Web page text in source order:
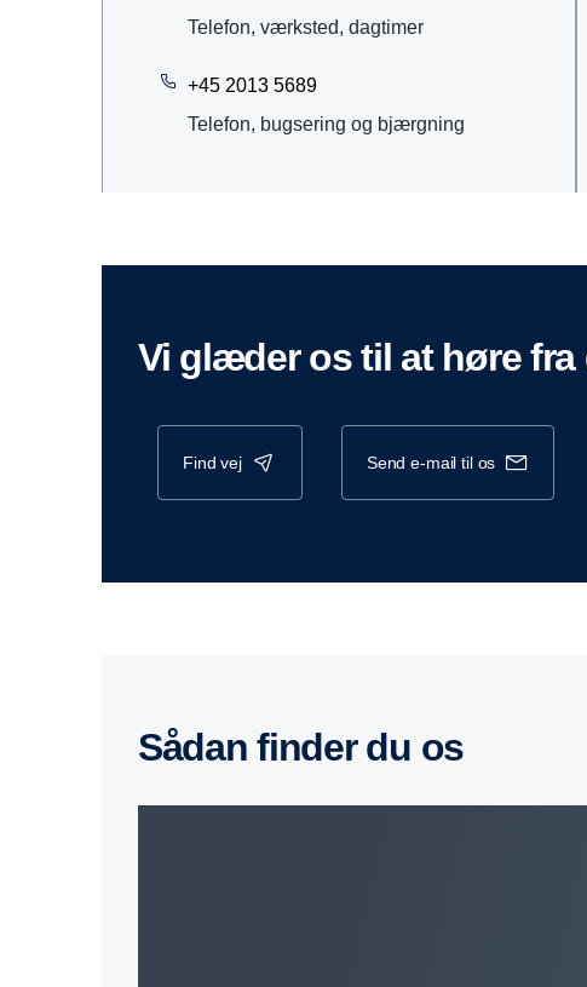
Telefon, værksted, dagtimer
+45 2013 5689
Telefon, bugsering og bjærgning
vi glæder os til at høre fra
find vej send e-mail til os
sådan finder du os